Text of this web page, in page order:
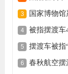
被指摆渡车
摆渡车被指
春秋航空摆